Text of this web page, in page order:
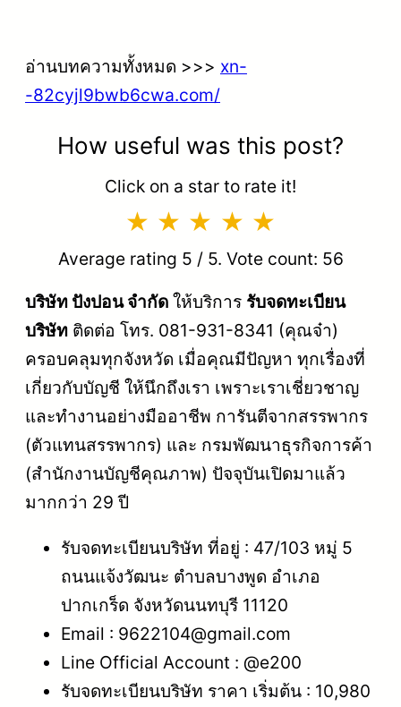
อ่านบทความทั้งหมด >>> xn-
-82cyjl9bwb6cwa.com/
How useful was this post?
Click on a star to rate it!
Average rating 5 / 5. Vote count: 56
บริษัท ปังปอน จำกัด ให้บริการ รับจดทะเบียน
บริษัท ติดต่อ โทร. 081-931-8341 (คุณจ๋า)
ครอบคลุมทุกจังหวัด เมื่อคุณมีปัญหา ทุกเรื่องที่
เกี่ยวกับบัญชี ให้นึกถึงเรา เพราะเราเชี่ยวชาญ
และทำงานอย่างมืออาชีพ การันตีจากสรรพากร
(ตัวแทนสรรพากร) และ กรมพัฒนาธุรกิจการค้า
(สำนักงานบัญชีคุณภาพ) ปัจจุบันเปิดมาแล้ว
มากกว่า 29 ปี
รับจดทะเบียนบริษัท ที่อยู่ : 47/103 หมู่ 5
ถนนแจ้งวัฒนะ ตำบลบางพูด อำเภอ
ปากเกร็ด จังหวัดนนทบุรี 11120
Email : 9622104@gmail.com
Line Official Account : @e200
รับจดทะเบียนบริษัท ราคา เริ่มต้น : 10,980